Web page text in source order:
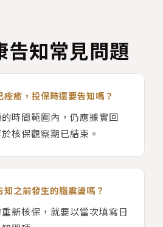
告知常見問題
癒，投保時還要告知嗎？
時間範圍內，仍應據實回
核保觀察期已結束。
之前發生的腦震盪嗎？
新核保，就要以當次填寫日